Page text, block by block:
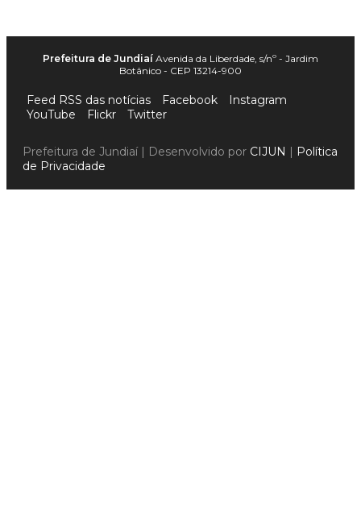
Prefeitura de Jundiaí Avenida da Liberdade, s/nº - Jardim
Botânico - CEP 13214-900
Feed RSS das notícias Facebook
Instagram
YouTube
Flickr Twitter
Prefeitura de Jundiaí | Desenvolvido por CIJUN | Política
de Privacidade